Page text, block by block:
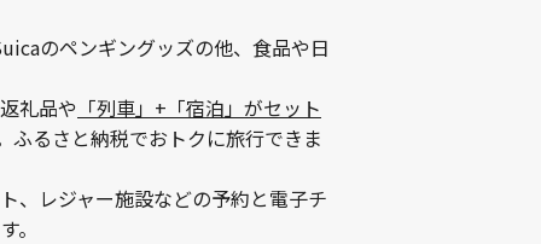
のペンギングッズの他、食品や日
礼品や 「列車」+「宿泊」がセット
ふるさと納税でおトクに旅行できま
、レジャー施設などの予約と電子チ
。